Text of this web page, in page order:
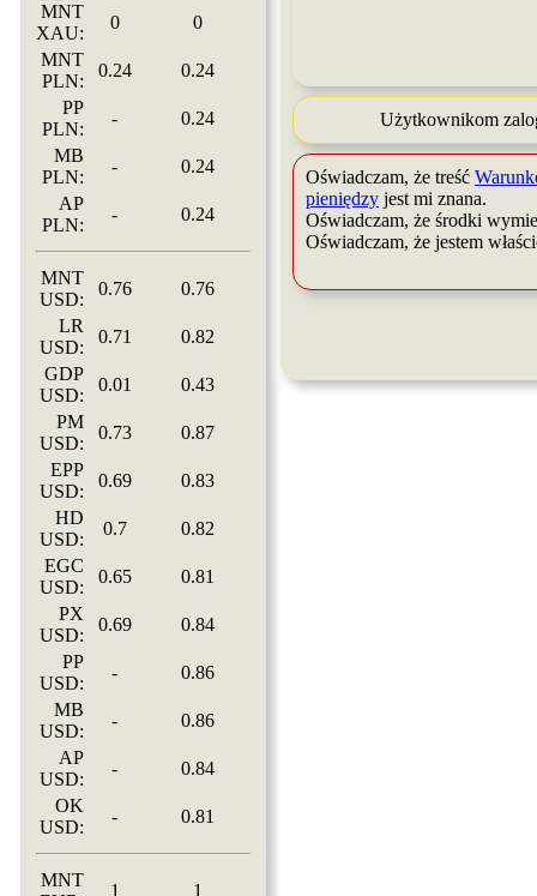
MNT
XAU:
0
0
MNT
PLN:
0.24
0.24
PP
PLN:
-
0.24
MB
PLN:
-
0.24
AP
PLN:
- 0.24
MNT
USD:
0.76
0.76
LR
USD:
0.71
0.82
GDP
USD:
0.01
0.43
PM
USD:
0.73
0.87
EPP
USD:
0.69
0.83
HD
USD:
0.7
0.82
EGC
USD:
0.65
0.81
PX
USD:
0.69
0.84
PP
USD:
-
0.86
MB
USD:
-
0.86
AP
USD:
-
0.84
OK
USD:
- 0.81
MNT
1
1
Użytkownikom
Oświadczam, że treść
pieniędzy jest mi znana.
Oświadczam, że środki
Oświadczam, że jestem